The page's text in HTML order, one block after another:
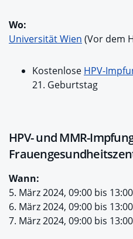
Wo:
Universität Wien (Vor dem
Kostenlose HPV-
21. Geburtstag
HPV- und MMR-
Wann:
5. März 2024, 09:00 bis
6. März 2024, 09:00 bis
7. März 2024, 09:00 bis